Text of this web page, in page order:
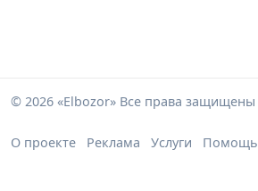
© 2026 «Elbozor» Все права защищены
О проекте Реклама Услуги Помощь